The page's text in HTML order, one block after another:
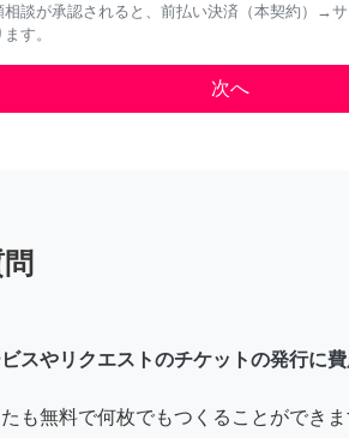
相談が承認されると、前払い決済（本契約）→サ
す。
スやリクエストのチケットの発行に
も無料で何枚でもつくることができま